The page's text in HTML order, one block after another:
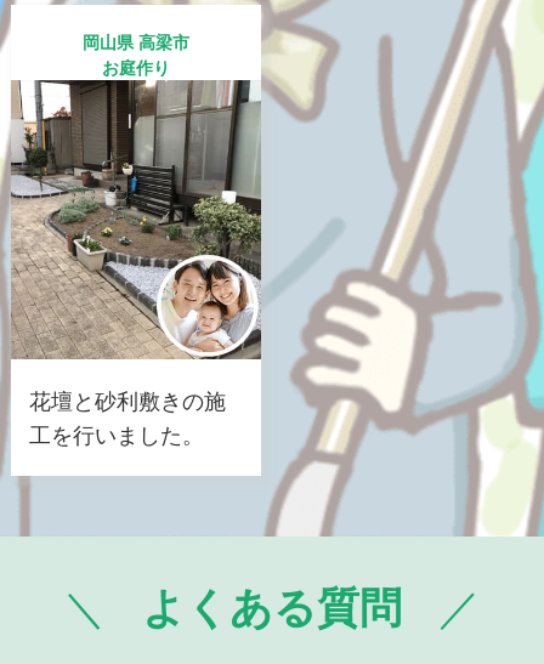
岡山県 高梁市
お庭作り
花壇と砂利敷きの施
工を行いました。
よくある質問